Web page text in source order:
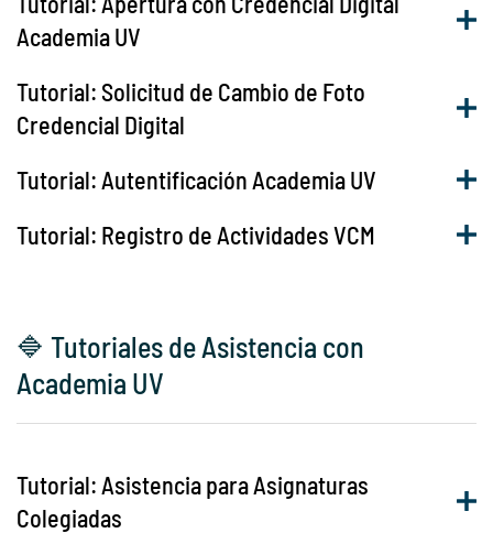
Academia UV
Tutorial: Solicitud de Cambio de Foto
Credencial Digital
Tutorial: Autentificación Academia UV
Tutorial: Registro de Actividades VCM
🔷 Tutoriales de Asistencia con
Academia UV
Tutorial: Asistencia para Asignaturas
Colegiadas